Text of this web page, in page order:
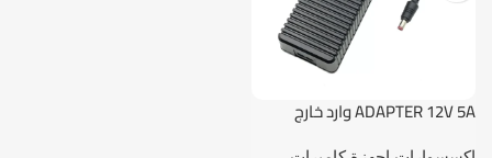
ADAPTER 12V 5A وارد خارج